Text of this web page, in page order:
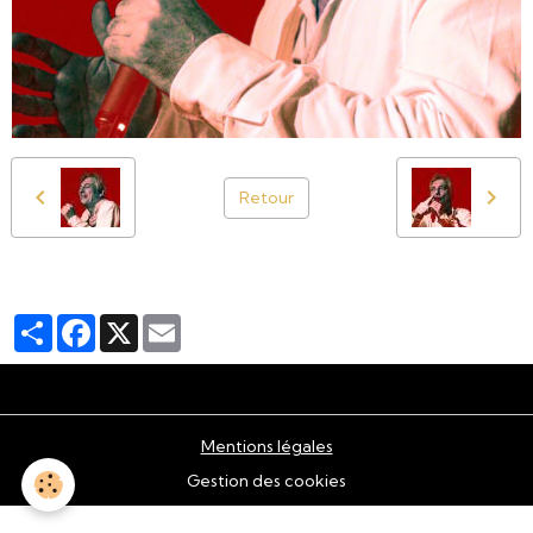
Retour
PartagerFacebook
X
Mentions légales
Gestion des cookies